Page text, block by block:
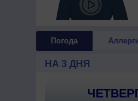
Погода
НА 3 ДНЯ